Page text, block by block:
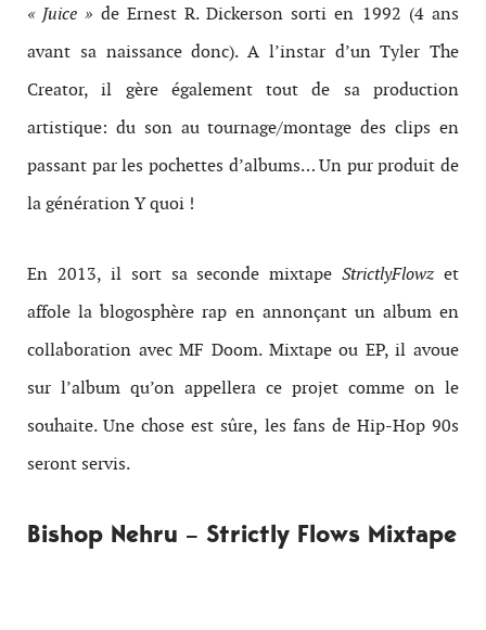
« Juice » de Ernest R. Dickerson sorti en 1992 (4 ans
avant sa naissance donc). A l’instar d’un Tyler The
Creator, il gère également tout de sa production
artistique: du son au tournage/montage des clips en
passant par les pochettes d’albums… Un pur produit de
la génération Y quoi !
En 2013, il sort sa seconde mixtapeStrictlyFlowz et
affole la blogosphère rap en annonçant un album en
collaboration avec MF Doom. Mixtape ou EP, il avoue
sur l’album qu’on appellera ce projet comme on le
souhaite. Une chose est sûre, les fans de Hip-Hop 90s
seront servis.
Bishop Nehru – Strictly Flows Mixtape